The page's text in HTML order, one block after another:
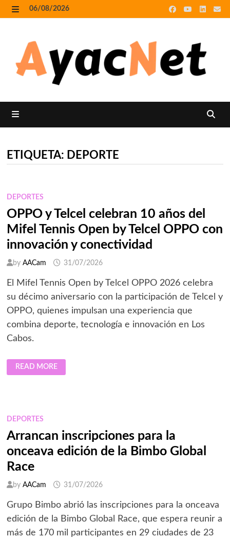
Skip
to
06/08/2026
ETIQUETA: DEPORTE
DEPORTES
OPPO y Telcel celebran 10 años del
Mifel Tennis Open by Telcel OPPO con
innovación y conectividad
by AACam 31/07/2026
El Mifel Tennis Open by Telcel OPPO 2026 celebra
su décimo aniversario con la participación de Telcel y
OPPO, quienes impulsan una experiencia que
combina deporte, tecnología e innovación en Los
Cabos.
OPPO
Y
TELCEL
TENNIS
BY
TELCEL
OPPO
CON
INNOVACIÓN
Y
READ MORE
DEPORTES
Arrancan inscripciones para la
onceava edición de la Bimbo Global
Race
by AACam 31/07/2026
Grupo Bimbo abrió las inscripciones para la onceava
edición de la Bimbo Global Race, que espera reunir a
más de 170 mil participantes en 29 ciudades de 23